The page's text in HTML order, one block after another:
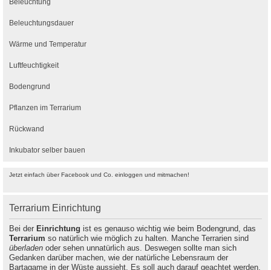
Jetzt einfach über Facebook und Co. einloggen und mitmachen!
Terrarium Einrichtung
Bei der Einrichtung ist es genauso wichtig wie beim Bodengrund, das
Terrarium so natürlich wie möglich zu halten. Manche Terrarien sind
überladen oder sehen unnatürlich aus. Deswegen sollte man sich
Gedanken darüber machen, wie der natürliche Lebensraum der
Bartagame in der Wüste aussieht. Es soll auch darauf geachtet werden,
Beleuchtung
Beleuchtungsdauer
Wärme und Temperatur
Luftfeuchtigkeit
Bodengrund
Pflanzen im Terrarium
Rückwand
Inkubator selber bauen